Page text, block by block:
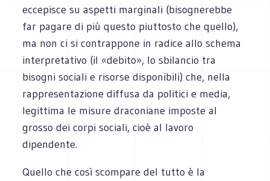
eccepisce su aspetti marginali (bisognerebbe
far pagare di più questo piuttosto che quello),
ma non ci si contrappone in radice allo schema
interpretativo (il «debito», lo sbilancio tra
bisogni sociali e risorse disponibili) che, nella
rappresentazione diffusa da politici e media,
legittima le misure draconiane imposte al
grosso dei corpi sociali, cioè al lavoro
dipendente.
Quello che così scompare del tutto è la